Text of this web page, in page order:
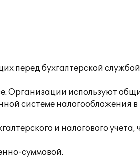
перед бухгалтерской
Организации используют
системе налогообложения
и налогового учета,
суммовой.